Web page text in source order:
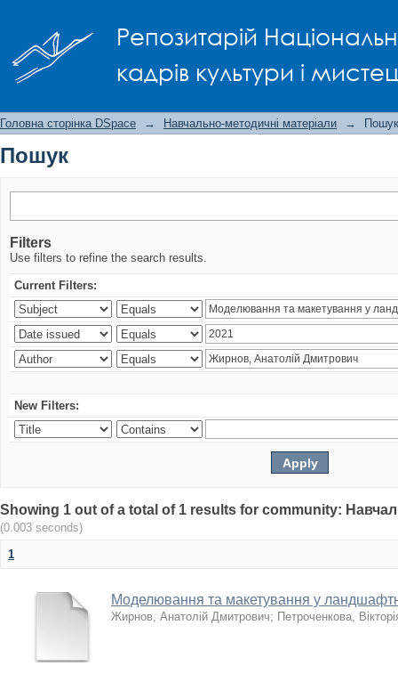
Репозитарій
кадрів культури і
Головна сторінка DSpace → Навчально-методичні матеріали → Пошук
Пошук
Filters
Use filters to refine the search results.
Current Filters:
New Filters:
Showing 1 out of a total of 1 results for community:
(0.003 seconds)
1
Моделювання та макетування у
Жирнов, Анатолій Дмитрович; Петроченкова,